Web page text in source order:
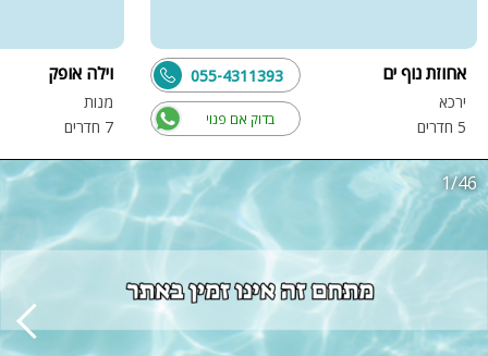
אחוזת נוף ים
ירכא
5 חדרים
בדוק אם פנוי
055-4311393 וילה אופק
מנות
7 חדרים
1/46